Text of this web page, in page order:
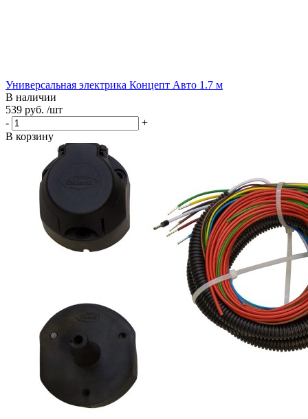
Универсальная электрика Концепт Авто 1.7 м
В наличии
539 руб. /шт
-
+
В корзину